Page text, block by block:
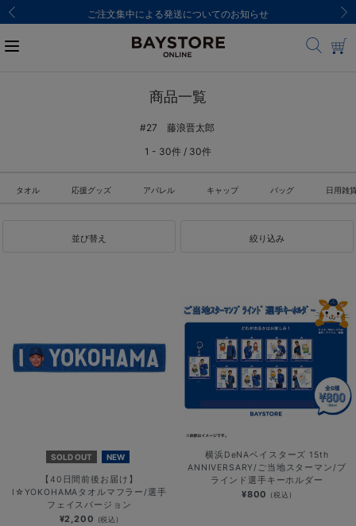
ご注文集中による発送についてのお知らせ
商品一覧
#27 藤浪晋太郎
1 - 30件 / 30件
タオル 応援グッズ アパレル キャップ バッグ 日用雑
並び替え 絞り込み
SOLD OUT NEW
【40日間前後お届け】
I☆YOKOHAMAタオルマフラー/選手
フェイスバージョン
¥2,200 (税込)
横浜DeNAベイスターズ 15th
ANNIVERSARY/ご当地スターマン/ブ
ラインド選手キーホルダー
¥800 (税込)